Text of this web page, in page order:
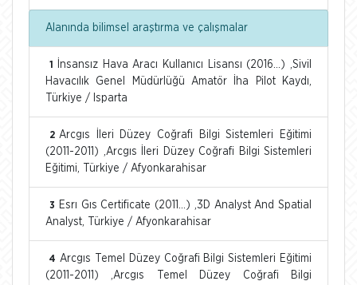
Alanında bilimsel araştırma ve çalışmalar
1
İnsansız Hava Aracı Kullanıcı Lisansı (2016...) ,Sivil
Havacılık Genel Müdürlüğü Amatör İha Pilot Kaydı,
Türkiye / Isparta
2 Arcgıs İleri Düzey Coğrafi Bilgi Sistemleri Eğitimi
(2011-2011) ,Arcgıs İleri Düzey Coğrafi Bilgi Sistemleri
Eğitimi, Türkiye / Afyonkarahisar
3
Esrı Gıs Certificate (2011...) ,3D Analyst And Spatial
Analyst, Türkiye / Afyonkarahisar
4 Arcgıs Temel Düzey Coğrafi Bilgi Sistemleri Eğitimi
(2011-2011) ,Arcgıs Temel Düzey Coğrafi Bilgi